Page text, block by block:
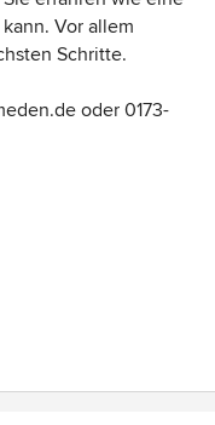
bei der
dass Sie die
Vor allem
Schritte.
oder 0173-